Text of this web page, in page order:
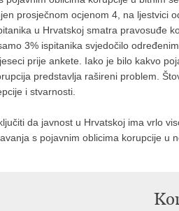
prosječnom ocjenom 4, na ljestvici
u Hrvatskoj smatra pravosuđe
3% ispitanika svjedočilo
prije ankete. Iako je bilo kakvo
predstavlja rašireni problem.
i stvarnosti.
da javnost u Hrvatskoj ima vrlo
s pojavnim oblicima korupcije u